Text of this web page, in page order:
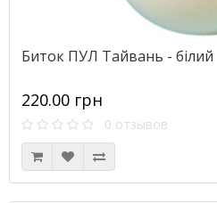
Биток ПУЛ Тайвань - білий
220.00 грн
0 отзывов